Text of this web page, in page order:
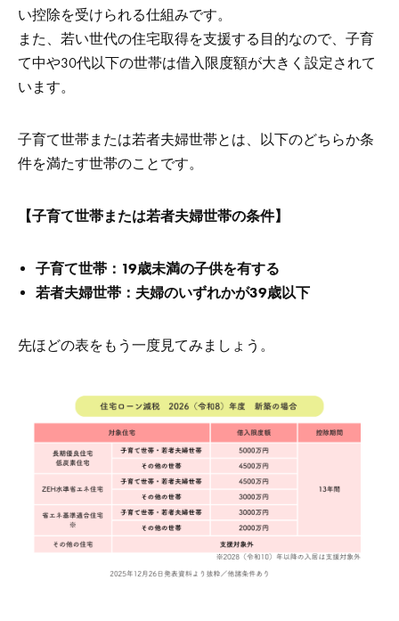
い控除を受けられる仕組みです。
また、若い世代の住宅取得を支援する目的なので、子育
て中や30代以下の世帯は借入限度額が大きく設定されて
います。
子育て世帯または若者夫婦世帯とは、以下のどちらか条
件を満たす世帯のことです。
【子育て世帯または若者夫婦世帯の条件】
子育て世帯：19歳未満の子供を有する
若者夫婦世帯：夫婦のいずれかが39歳以下
先ほどの表をもう一度見てみましょう。